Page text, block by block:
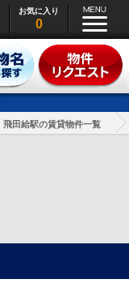
お気に入り
0
飛田給駅の賃貸物件一覧